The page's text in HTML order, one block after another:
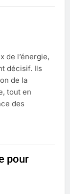
de l’énergie,
décisif. Ils
de la
tout en
des
pour